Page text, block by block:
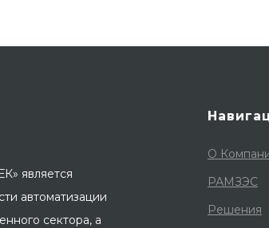
является
автоматизации
сектора, а
О
РАМЗЭС
Решения